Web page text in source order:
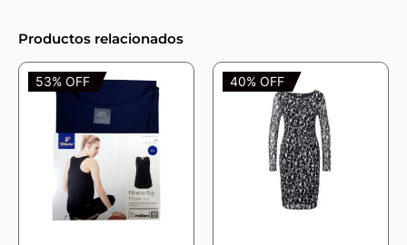
Productos relacionados
53% OFF 40% OFF